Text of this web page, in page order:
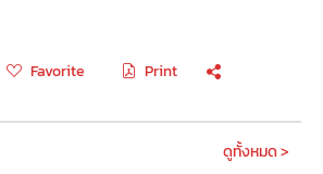
Favorite Print
ดูทั้งหมด >